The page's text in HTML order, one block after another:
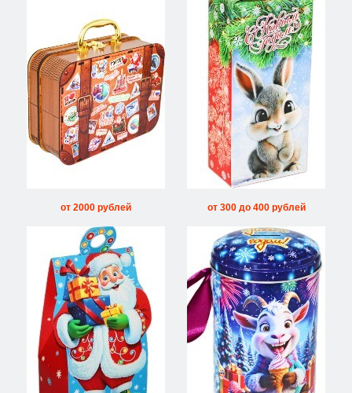
от 2000 рублей от 300 до 400 рублей